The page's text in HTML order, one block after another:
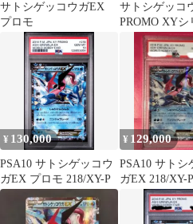
サトシゲッコウガEX
プロモ
サトシゲッコ
PROMO XYシ
ロモーション
PROMO…
¥ 130,000
PSA10 サトシゲッコウ
ガEX プロモ 218/XY-P
¥ 129,000
PSA10 サトシ
ガEX 218/XY-
ンカード